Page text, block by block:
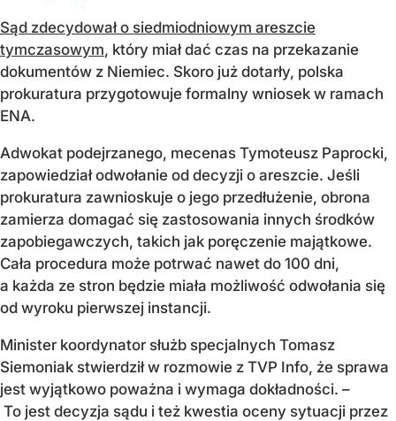
Sąd zdecydował o siedmiodniowym areszcie
tymczasowym, który miał dać czas na przekazanie
dokumentów z Niemiec. Skoro już dotarły, polska
prokuratura przygotowuje formalny wniosek w ramach
ENA.
Adwokat podejrzanego, mecenas Tymoteusz Paprocki,
zapowiedział odwołanie od decyzji o areszcie. Jeśli
prokuratura zawnioskuje o jego przedłużenie, obrona
zamierza domagać się zastosowania innych środków
zapobiegawczych, takich jak poręczenie majątkowe.
Cała procedura może potrwać nawet do 100 dni,
a każda ze stron będzie miała możliwość odwołania się
od wyroku pierwszej instancji.
Minister koordynator służb specjalnych Tomasz
Siemoniak stwierdził w rozmowie z TVP Info, że sprawa
jest wyjątkowo poważna i wymaga dokładności. –
To jest decyzja sądu i też kwestia oceny sytuacji przez